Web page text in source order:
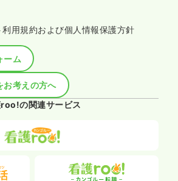
用規約および個人情報保護方針
ーム
お考えの方へ
の関連サービス